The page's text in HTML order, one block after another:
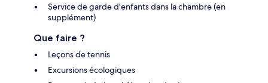
Service de garde d'enfants dans la chambre (en
supplément)
Que faire ?
Leçons de tennis
Excursions écologiques